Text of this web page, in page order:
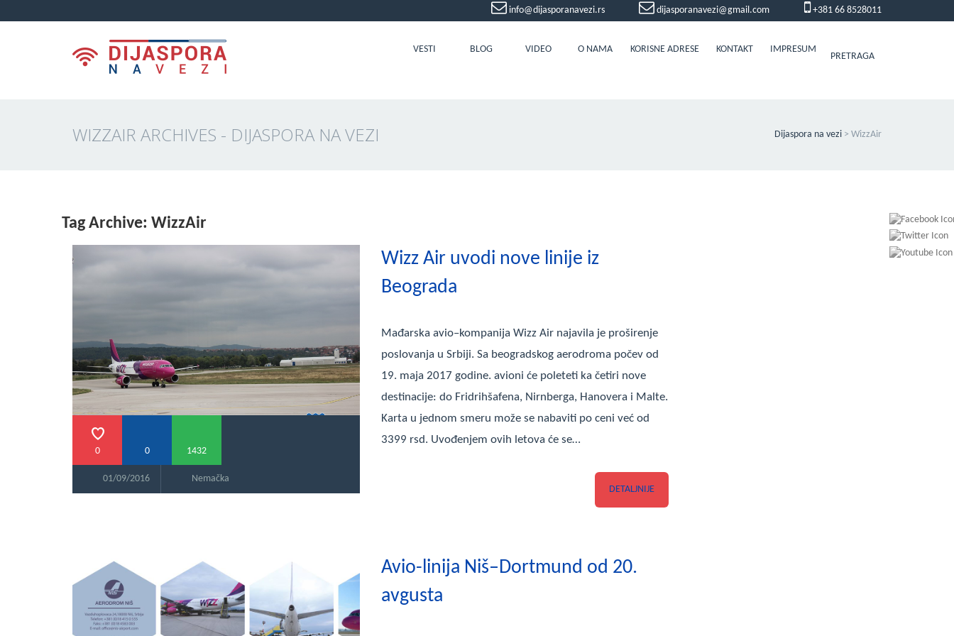
info@dijasporanavezi.rs dijasporanavezi@gmail.com +381 66 8528011
VESTI BLOG VIDEO O NAMA KORISNE ADRESE KONTAKT IMPRESUM
PRETRAGA
WIZZAIR ARCHIVES - DIJASPORA NA VEZI Dijaspora na vezi > WizzAir
Tag Archive: WizzAir
0 0 1432
01/09/2016 Nemačka
Wizz Air uvodi nove linije iz
Beograda
Mađarska avio–kompanija Wizz Air najavila je proširenje
poslovanja u Srbiji. Sa beogradskog aerodroma počev od
19. maja 2017 godine. avioni će poleteti ka četiri nove
destinacije: do Fridrihšafena, Nirnberga, Hanovera i Malte.
Karta u jednom smeru može se nabaviti po ceni već od
3399 rsd. Uvođenjem ovih letova će se…
DETALJNIJE
Avio-linija Niš–Dortmund od 20.
avgusta